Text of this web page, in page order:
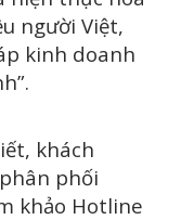
người Việt,
kinh doanh
khách
phối
khảo Hotline